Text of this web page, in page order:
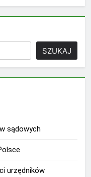
SZUKAJ
sądowych
urzędników